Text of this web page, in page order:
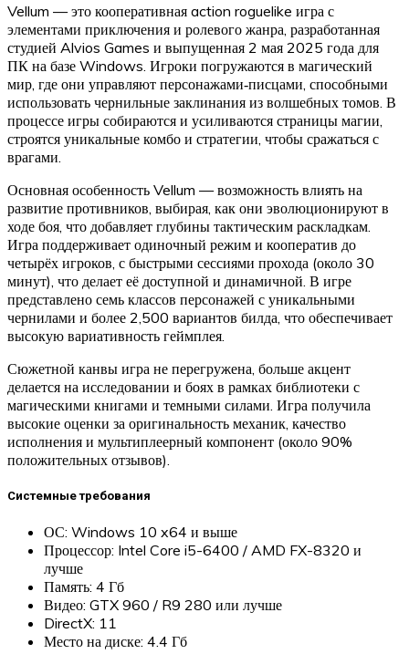
Vellum — это кооперативная action roguelike игра с
элементами приключения и ролевого жанра, разработанная
студией Alvios Games и выпущенная 2 мая 2025 года для
ПК на базе Windows. Игроки погружаются в магический
мир, где они управляют персонажами‑писцами, способными
использовать чернильные заклинания из волшебных томов. В
процессе игры собираются и усиливаются страницы магии,
строятся уникальные комбо и стратегии, чтобы сражаться с
врагами.
Основная особенность Vellum — возможность влиять на
развитие противников, выбирая, как они эволюционируют в
ходе боя, что добавляет глубины тактическим раскладкам.
Игра поддерживает одиночный режим и кооператив до
четырёх игроков, с быстрыми сессиями прохода (около 30
минут), что делает её доступной и динамичной. В игре
представлено семь классов персонажей с уникальными
чернилами и более 2,500 вариантов билда, что обеспечивает
высокую вариативность геймплея.
Сюжетной канвы игра не перегружена, больше акцент
делается на исследовании и боях в рамках библиотеки с
магическими книгами и темными силами. Игра получила
высокие оценки за оригинальность механик, качество
исполнения и мультиплеерный компонент (около 90%
положительных отзывов).
Системные требования
ОС: Windows 10 x64 и выше
Процессор: Intel Core i5-6400 / AMD FX-8320 и
лучше
Память: 4 Гб
Видео: GTX 960 / R9 280 или лучше
DirectX: 11
Место на диске: 4.4 Гб